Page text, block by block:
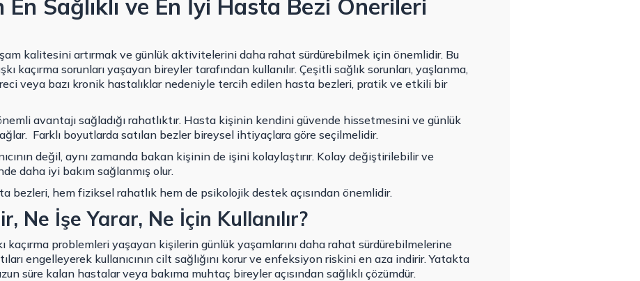
Sağlıklı ve En İyi Hasta Bezi Önerileri
kalitesini artırmak ve günlük aktivitelerini daha rahat sürdürebilmek için önemlidir. Bu
kaçırma sorunları yaşayan bireyler tarafından kullanılır. Çeşitli sağlık sorunları, yaşlanma,
veya bazı kronik hastalıklar nedeniyle tercih edilen hasta bezleri, pratik ve etkili bir
avantajı sağladığı rahatlıktır. Hasta kişinin kendini güvende hissetmesini ve günlük
Farklı boyutlarda satılan bezler bireysel ihtiyaçlara göre seçilmelidir.
değil, aynı zamanda bakan kişinin de işini kolaylaştırır. Kolay değiştirilebilir ve
daha iyi bakım sağlanmış olur.
bezleri, hem fiziksel rahatlık hem de psikolojik destek açısından önemlidir.
Ne İşe Yarar, Ne İçin Kullanılır?
kaçırma problemleri yaşayan kişilerin günlük yaşamlarını daha rahat sürdürebilmelerine
engelleyerek kullanıcının cilt sağlığını korur ve enfeksiyon riskini en aza indirir. Yatakta
süre kalan hastalar veya bakıma muhtaç bireyler açısından sağlıklı çözümdür.